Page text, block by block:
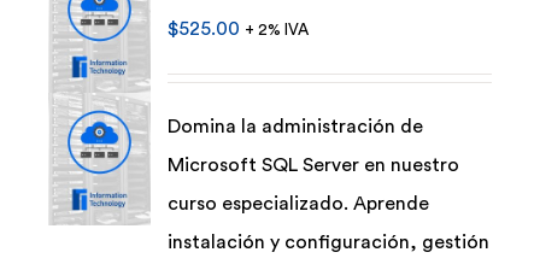
$525.00 + 2% IVA
Domina la administración de
Microsoft SQL Server en nuestro
curso especializado. Aprende
instalación y configuración, gestión